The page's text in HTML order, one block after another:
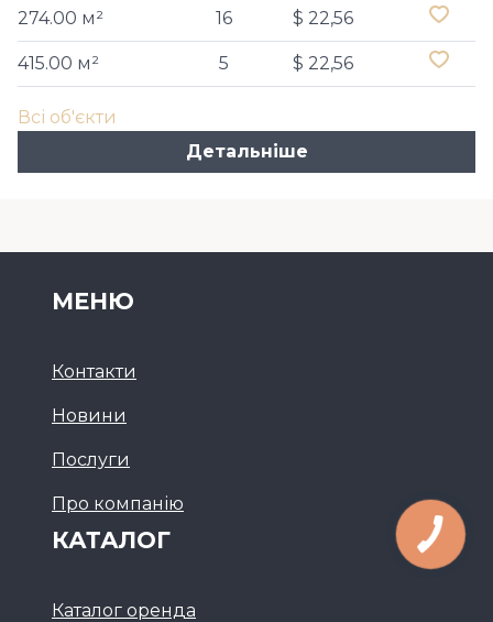
274.00 м² 16 $ 22,56
415.00 м² 5 $ 22,56
Всі об'єкти
Детальніше
МЕНЮ
Контакти
Новини
Послуги
Про компанію
КАТАЛОГ
Каталог оренда